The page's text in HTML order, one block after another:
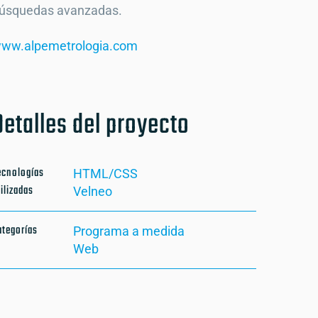
avanzadas.
del proyecto
HTML/CSS
Velneo
Programa a medida
Web